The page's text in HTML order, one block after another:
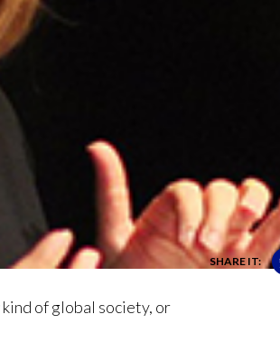
SHARE IT:
of global society, or